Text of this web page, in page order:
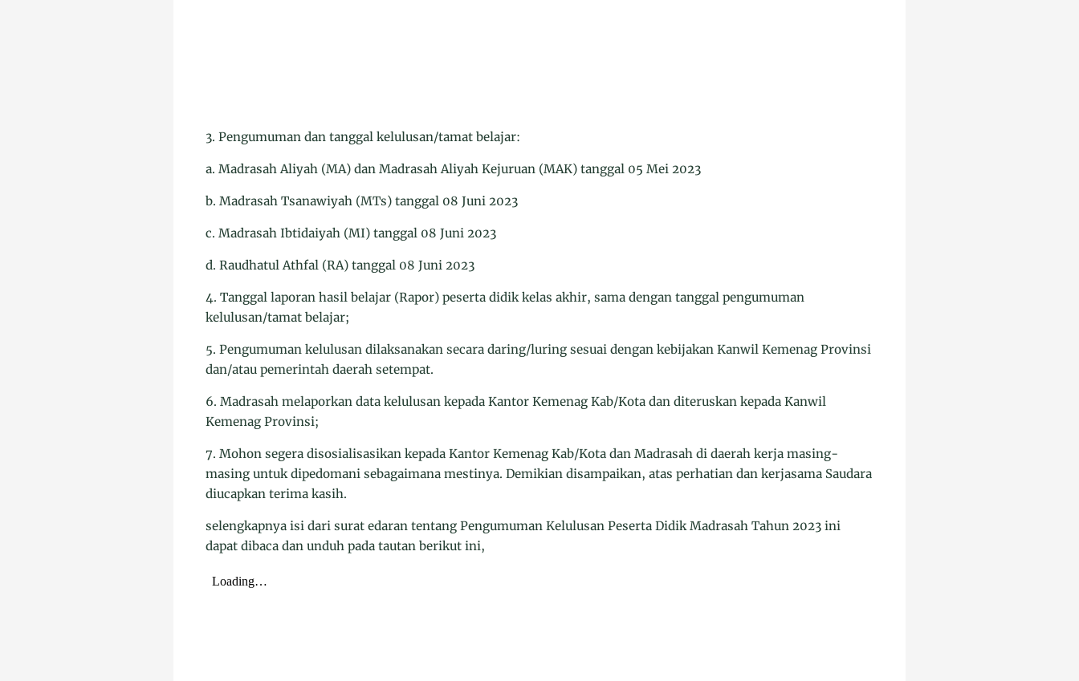
3. Pengumuman dan tanggal kelulusan/tamat belajar:
a. Madrasah Aliyah (MA) dan Madrasah Aliyah Kejuruan (MAK) tanggal 05 Mei 2023
b. Madrasah Tsanawiyah (MTs) tanggal 08 Juni 2023
c. Madrasah Ibtidaiyah (MI) tanggal 08 Juni 2023
d. Raudhatul Athfal (RA) tanggal 08 Juni 2023
4. Tanggal laporan hasil belajar (Rapor) peserta didik kelas akhir, sama dengan tanggal pengumuman
kelulusan/tamat belajar;
5. Pengumuman kelulusan dilaksanakan secara daring/luring sesuai dengan kebijakan Kanwil Kemenag Provinsi
dan/atau pemerintah daerah setempat.
6. Madrasah melaporkan data kelulusan kepada Kantor Kemenag Kab/Kota dan diteruskan kepada Kanwil
Kemenag Provinsi;
7. Mohon segera disosialisasikan kepada Kantor Kemenag Kab/Kota dan Madrasah di daerah kerja masing-
masing untuk dipedomani sebagaimana mestinya. Demikian disampaikan, atas perhatian dan kerjasama Saudara
diucapkan terima kasih.
selengkapnya isi dari surat edaran tentang Pengumuman Kelulusan Peserta Didik Madrasah Tahun 2023 ini
dapat dibaca dan unduh pada tautan berikut ini,